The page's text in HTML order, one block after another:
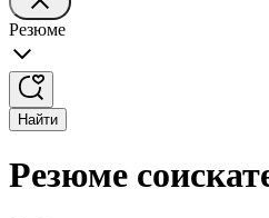
Резюме
Найти
Резюме